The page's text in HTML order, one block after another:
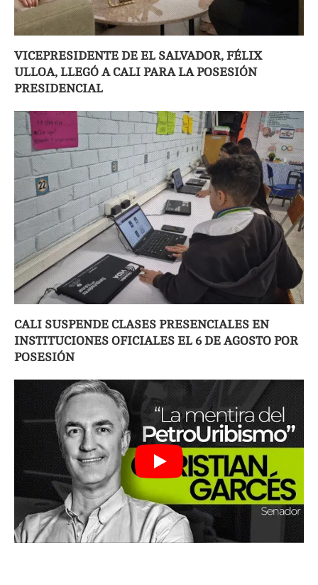
VICEPRESIDENTE DE EL SALVADOR, FÉLIX
ULLOA, LLEGÓ A CALI PARA LA POSESIÓN
PRESIDENCIAL
CALI SUSPENDE CLASES PRESENCIALES EN
INSTITUCIONES OFICIALES EL 6 DE AGOSTO POR
POSESIÓN